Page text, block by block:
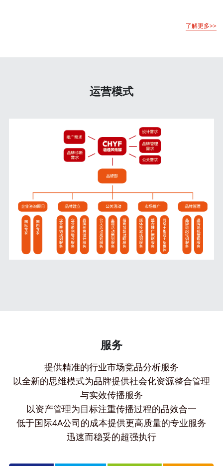
了解更多>>
运营模式
服务
提供精准的行业市场竞品分析服务
以全新的思维模式为品牌提供社会化资源整合管理
与实效传播服务
以资产管理为目标注重传播过程的品效合一
低于国际4A公司的成本提供更高质量的专业服务
迅速而稳妥的超强执行